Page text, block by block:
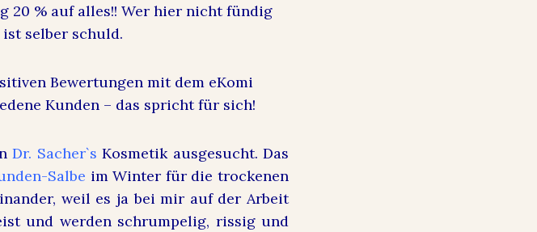
20 % auf alles!! Wer hier nicht fündig
selber schuld.
Bewertungen mit dem eKomi
Kunden – das spricht für sich!
Dr. Sacher`s Kosmetik ausgesucht. Das
Salbe im Winter für die trockenen
weil es ja bei mir auf der Arbeit
und werden schrumpelig, rissig und